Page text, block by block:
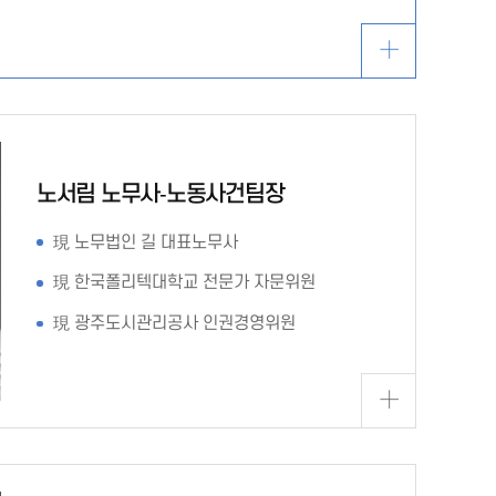
노서림 노무사-노동사건팀장
現 노무법인 길 대표노무사
現 한국폴리텍대학교 전문가 자문위원
現 광주도시관리공사 인권경영위원